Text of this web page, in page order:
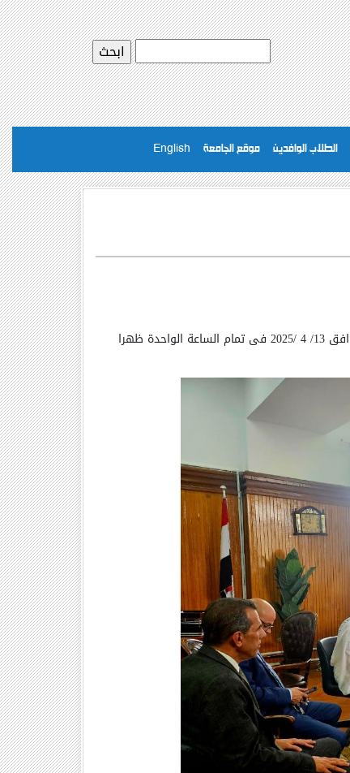
الطلاب الوافدين موقع الجامعة English
مع الساده مديرى الوحدات يوم الاحد الموافق 13/ 4 /2025 فى تمام الساعة الواحدة ظهرا